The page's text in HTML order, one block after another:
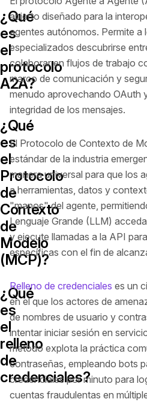
¿Qué
es
el
protocolo
A2A?
abierto diseñado para la
agentes autónomos. Permite a
especializados descubrirse
colaborar en flujos de trabajo
marco de comunicación y
menudo aprovechando OAuth
integridad de los mensajes.
¿Qué
es
el
Protocolo
de
Contexto
de
Modelo
(MCP)?
El Protocolo de Contexto de
estándar de la industria
manera universal para que los
a herramientas, datos y
"manos" del agente,
Lenguaje Grande (LLM)
y ejecute llamadas a la API
específicas con el fin de
¿Qué
es
el
relleno
de
credenciales?
Relleno de credenciales es un
en el que los actores de
de nombres de usuario y
intentar iniciar sesión en
método explota la práctica
contraseñas, empleando bots
credenciales por minuto para
cuentas fraudulentas en